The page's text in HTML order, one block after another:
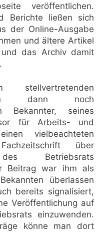
veröffentlichen.
Berichte ließen sich
der Online-Ausgabe
und ältere Artikel
das Archiv damit
dann noch
Bekannter, seines
für Arbeits- und
vielbeachteten
über
des Betriebsrats
Beitrag war ihm als
überlassen
bereits signalisiert,
Veröffentlichung auf
einzuwenden.
könne man dort